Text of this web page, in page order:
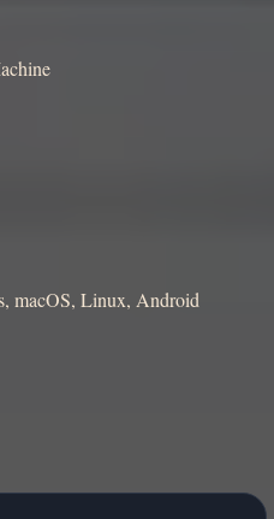
macOS, Linux, Android